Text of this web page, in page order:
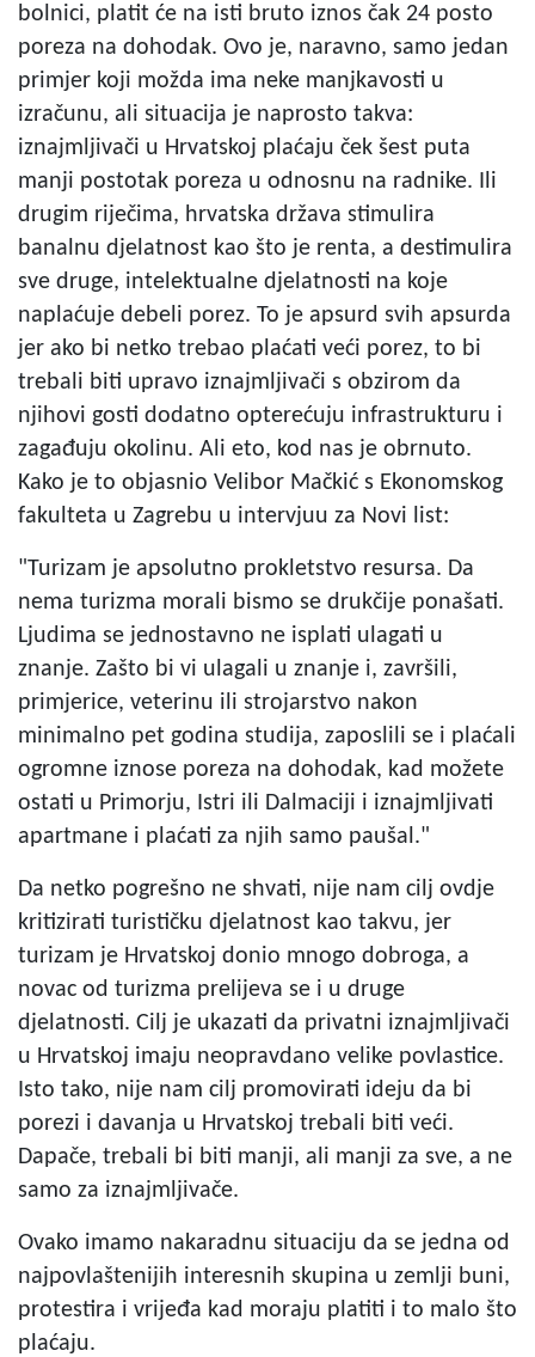
bolnici, platit će na isti bruto iznos čak 24 posto
poreza na dohodak. Ovo je, naravno, samo jedan
primjer koji možda ima neke manjkavosti u
izračunu, ali situacija je naprosto takva:
iznajmljivači u Hrvatskoj plaćaju ček šest puta
manji postotak poreza u odnosnu na radnike. Ili
drugim riječima, hrvatska država stimulira
banalnu djelatnost kao što je renta, a destimulira
sve druge, intelektualne djelatnosti na koje
naplaćuje debeli porez. To je apsurd svih apsurda
jer ako bi netko trebao plaćati veći porez, to bi
trebali biti upravo iznajmljivači s obzirom da
njihovi gosti dodatno opterećuju infrastrukturu i
zagađuju okolinu. Ali eto, kod nas je obrnuto.
Kako je to objasnio Velibor Mačkić s Ekonomskog
fakulteta u Zagrebu u intervjuu za Novi list:
"Turizam je apsolutno prokletstvo resursa. Da
nema turizma morali bismo se drukčije ponašati.
Ljudima se jednostavno ne isplati ulagati u
znanje. Zašto bi vi ulagali u znanje i, završili,
primjerice, veterinu ili strojarstvo nakon
minimalno pet godina studija, zaposlili se i plaćali
ogromne iznose poreza na dohodak, kad možete
ostati u Primorju, Istri ili Dalmaciji i iznajmljivati
apartmane i plaćati za njih samo paušal."
Da netko pogrešno ne shvati, nije nam cilj ovdje
kritizirati turističku djelatnost kao takvu, jer
turizam je Hrvatskoj donio mnogo dobroga, a
novac od turizma prelijeva se i u druge
djelatnosti. Cilj je ukazati da privatni iznajmljivači
u Hrvatskoj imaju neopravdano velike povlastice.
Isto tako, nije nam cilj promovirati ideju da bi
porezi i davanja u Hrvatskoj trebali biti veći.
Dapače, trebali bi biti manji, ali manji za sve, a ne
samo za iznajmljivače.
Ovako imamo nakaradnu situaciju da se jedna od
najpovlaštenijih interesnih skupina u zemlji buni,
protestira i vrijeđa kad moraju platiti i to malo što
plaćaju.